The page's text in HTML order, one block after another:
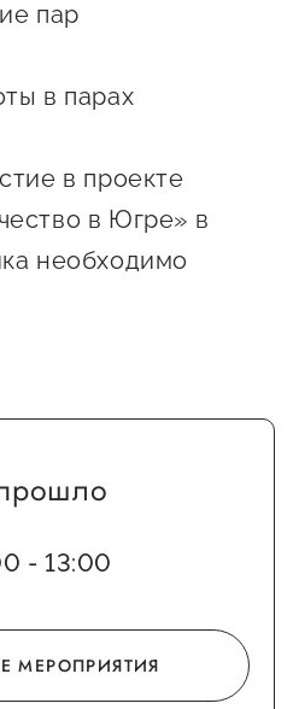
в
сфере
поддержку
пар
в парах
в проекте
в Югре» в
необходимо
- 13:00
МЕРОПРИЯТИЯ